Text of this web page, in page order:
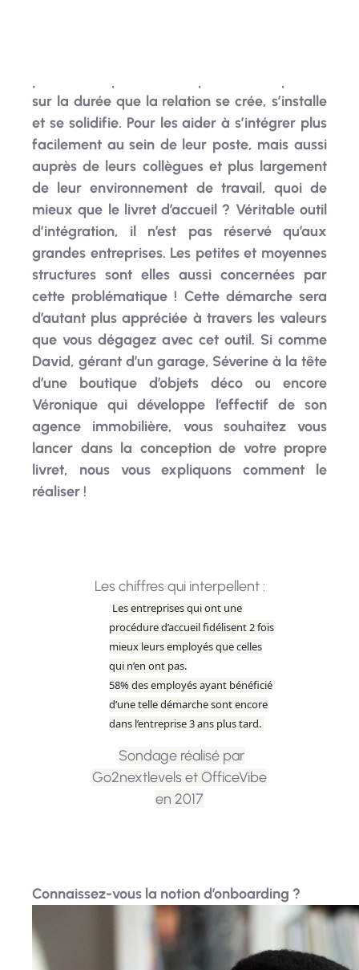
sur la durée que la relation se crée, s’installe
et se solidifie. Pour les aider à s’intégrer plus
facilement au sein de leur poste, mais aussi
auprès de leurs collègues et plus largement
de leur environnement de travail, quoi de
mieux que le livret d’accueil ? Véritable outil
d’intégration, il n’est pas réservé qu’aux
grandes entreprises. Les petites et moyennes
structures sont elles aussi concernées par
cette problématique ! Cette démarche sera
d’autant plus appréciée à travers les valeurs
que vous dégagez avec cet outil. Si comme
David, gérant d’un garage, Séverine à la tête
d’une boutique d’objets déco ou encore
Véronique qui développe l’effectif de son
agence immobilière, vous souhaitez vous
lancer dans la conception de votre propre
livret, nous vous expliquons comment le
réaliser !
Les entreprises qui ont une
procédure d’accueilfidélisent 2 fois
mieux leurs employésque celles
qui n’en ont pas.
58%des employés ayant bénéficié
d’une telle démarche sont encore
dans l’entreprise3 ansplus tard.
Go2nextlevels et OfficeVibe
en 2017